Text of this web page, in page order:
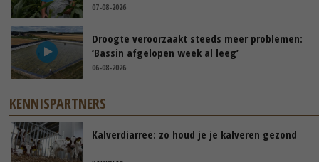
07-08-2026
Droogte veroorzaakt steeds meer problemen:
‘Bassin afgelopen week al leeg’
06-08-2026
KENNISPARTNERS
Kalverdiarree: zo houd je je kalveren gezond